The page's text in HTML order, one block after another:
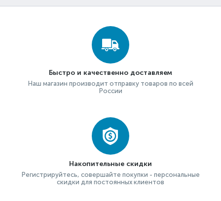
Быстро и качественно доставляем
Наш магазин производит отправку товаров по всей
России
Накопительные скидки
Регистрируйтесь, совершайте покупки - персональные
скидки для постоянных клиентов